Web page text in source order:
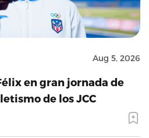
Aug 5, 2026
en gran jornada de
de los JCC